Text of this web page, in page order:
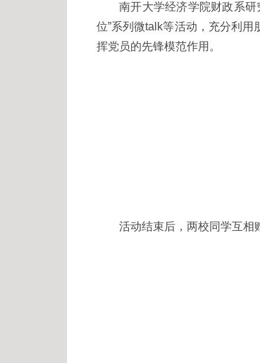
南开大学经济学院财政系
位”系列微talk等活动，充分利
挥党员的先锋模范作用。
活动结束后，两校同学互相